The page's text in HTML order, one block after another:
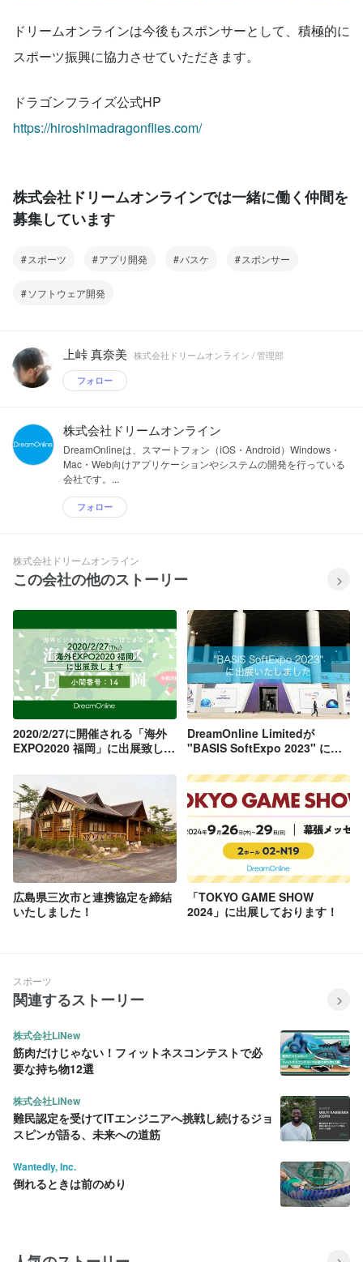
ドリームオンラインは今後もスポンサーとして、積極的に
スポーツ振興に協力させていただきます。
ドラゴンフライズ公式HP
https://hiroshimadragonflies.com/
株式会社ドリームオンラインでは一緒に働く仲間を
募集しています
スポーツ アプリ開発 バスケ スポンサー
ソフトウェア開発
上峠 真奈美 株式会社ドリームオンライン / 管理部
フォロー
株式会社ドリームオンライン
DreamOnlineは、スマートフォン（iOS・Android）Windows・
Mac・Web向けアプリケーションやシステムの開発を行っている
会社です。...
フォロー
株式会社ドリームオンライン
この会社の他のストーリー
2020/2/27に開催される「海外
EXPO2020 福岡」に出展致しま
DreamOnline Limitedが
"BASIS SoftExpo 2023" に出
広島県三次市と連携協定を締結
いたしました！
「TOKYO GAME SHOW
2024」に出展しております！
スポーツ
関連するストーリー
株式会社LiNew
筋肉だけじゃない！フィットネスコンテストで必
要な持ち物12選
株式会社LiNew
難民認定を受けてITエンジニアへ挑戦し続けるジョ
スピンが語る、未来への道筋
Wantedly, Inc.
倒れるときは前のめり